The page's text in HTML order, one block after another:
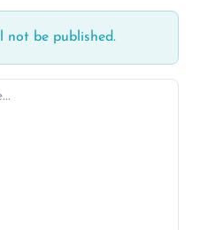
not be published.